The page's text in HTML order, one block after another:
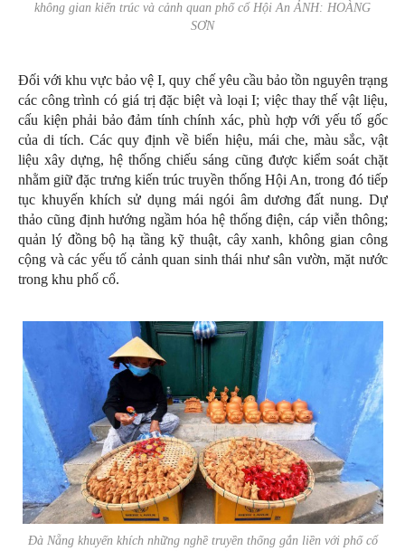
không gian kiến trúc và cảnh quan phố cổ Hội An ẢNH: HOÀNG
SƠN
Đối với khu vực bảo vệ I, quy chế yêu cầu bảo tồn nguyên trạng
các công trình có giá trị đặc biệt và loại I; việc thay thế vật liệu,
cấu kiện phải bảo đảm tính chính xác, phù hợp với yếu tố gốc
của di tích. Các quy định về biển hiệu, mái che, màu sắc, vật
liệu xây dựng, hệ thống chiếu sáng cũng được kiểm soát chặt
nhằm giữ đặc trưng kiến trúc truyền thống Hội An, trong đó tiếp
tục khuyến khích sử dụng mái ngói âm dương đất nung. Dự
thảo cũng định hướng ngầm hóa hệ thống điện, cáp viễn thông;
quản lý đồng bộ hạ tầng kỹ thuật, cây xanh, không gian công
cộng và các yếu tố cảnh quan sinh thái như sân vườn, mặt nước
trong khu phố cổ.
Đà Nẵng khuyến khích những nghề truyền thống gắn liền với phố cổ